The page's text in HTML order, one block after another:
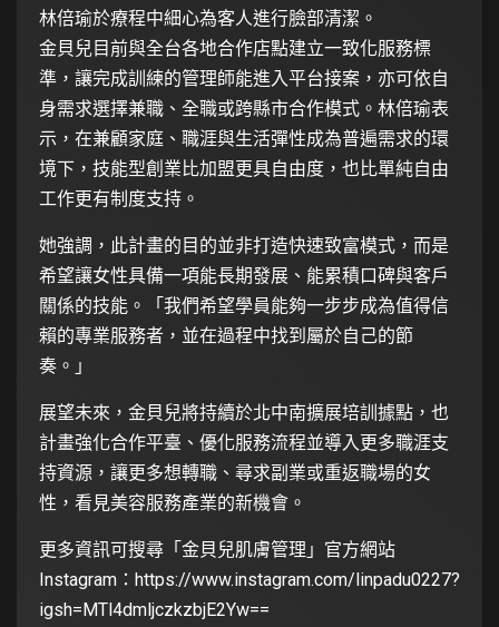
林倍瑜於療程中細心為客人進行臉部清潔。
金貝兒目前與全台各地合作店點建立一致化服務標
準，讓完成訓練的管理師能進入平台接案，亦可依自
身需求選擇兼職、全職或跨縣市合作模式。林倍瑜表
示，在兼顧家庭、職涯與生活彈性成為普遍需求的環
境下，技能型創業比加盟更具自由度，也比單純自由
工作更有制度支持。
她強調，此計畫的目的並非打造快速致富模式，而是
希望讓女性具備一項能長期發展、能累積口碑與客戶
關係的技能。「我們希望學員能夠一步步成為值得信
賴的專業服務者，並在過程中找到屬於自己的節
奏。」
展望未來，金貝兒將持續於北中南擴展培訓據點，也
計畫強化合作平臺、優化服務流程並導入更多職涯支
持資源，讓更多想轉職、尋求副業或重返職場的女
性，看見美容服務產業的新機會。
更多資訊可搜尋「金貝兒肌膚管理」官方網站
Instagram： https://www.instagram.com/linpadu0227?
igsh=MTl4dmljczkzbjE2Yw==